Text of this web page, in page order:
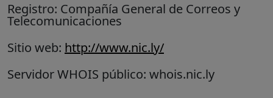
Registro: Compañía General de Correos y
Telecomunicaciones
Sitio web: http://www.nic.ly/
Servidor WHOIS público: whois.nic.ly